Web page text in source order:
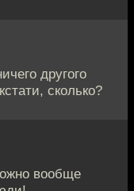
другого
сколько?
вообще